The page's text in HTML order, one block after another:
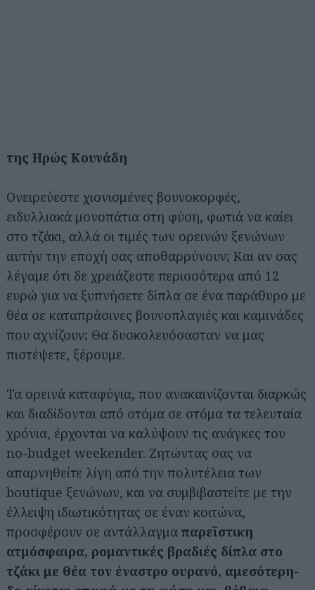
της Ηρώς Κουνάδη
Ονειρεύεστε χιονισμένες βουνοκορφές,
ειδυλλιακά μονοπάτια στη φύση, φωτιά να καίει
στο τζάκι, αλλά οι τιμές των ορεινών ξενώνων
αυτήν την εποχή σας αποθαρρύνουν; Και αν σας
λέγαμε ότι δε χρειάζεστε περισσότερα από 12
ευρώ για να ξυπνήσετε δίπλα σε ένα παράθυρο με
θέα σε καταπράσινες βουνοπλαγιές και καμινάδες
που αχνίζουν; Θα δυσκολευόσασταν να μας
πιστέψετε, ξέρουμε.
Τα ορεινά καταφύγια, που ανακαινίζονται διαρκώς
και διαδίδονται από στόμα σε στόμα τα τελευταία
χρόνια, έρχονται να καλύψουν τις ανάγκες του
no-budget weekender. Ζητώντας σας να
απαρνηθείτε λίγη από την πολυτέλεια των
boutique ξενώνων, και να συμβιβαστείτε με την
έλλειψη ιδιωτικότητας σε έναν κοιτώνα,
προσφέρουν σε αντάλλαγμα παρεΐστικη
ατμόσφαιρα, ρομαντικές βραδιές δίπλα στο
τζάκι με θέα τον έναστρο ουρανό, αμεσότερη-